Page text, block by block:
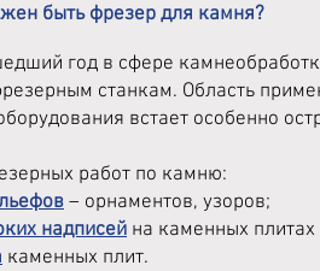
быть фрезер для камня?
год в сфере
станкам. Область
встает особенно
работ по камню:
– орнаментов, узоров;
надписей на каменных
каменных плит.